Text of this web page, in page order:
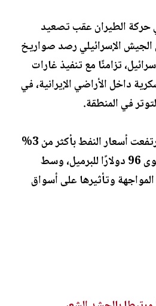
حركة الطيران عقب تصعيد
الإسرائيلي رصد صواريخ
تزامنًا مع تنفيذ غارات
داخل الأراضي الإيرانية، في
في المنطقة.
وفي ظل هذا التصعيد، ارتفعت أسعار النفط بأكثر من 3%
مع تجاوز خام برنت مستوى 96 دولارًا للبرميل، وسط
وتأثيرها على أسواق